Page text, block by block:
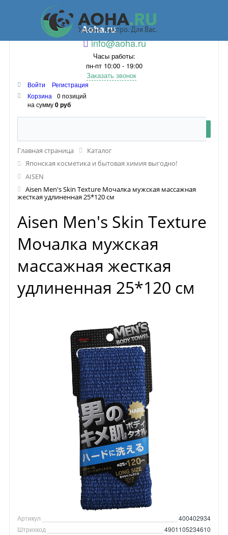
Aoha.ru
info@aoha.ru
Часы работы:
пн-пт 10:00 - 19:00
Заказать звонок
Войти
Регистрация
Корзина
0 позиций
на сумму0 руб
Главная страница
Каталог
Японская косметика и бытовая химия выгодно!
AISEN
Aisen Men's Skin Texture Мочалка мужская массажная
жесткая удлиненная 25*120 см
Aisen Men's Skin Texture
Мочалка мужская
массажная жесткая
удлиненная 25*120 см
Артикул
400402934
Штрихкод
4901105234610